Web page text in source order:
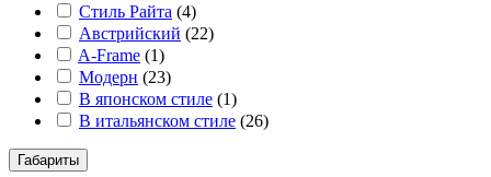
Стиль Райта (4)
Австрийский (22)
A-Frame (1)
Модерн (23)
В японском стиле (1)
В итальянском стиле (26)
Габариты